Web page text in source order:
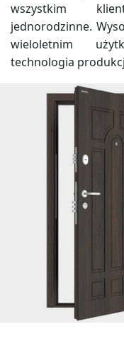
wszystkim
jednorodzinne.
wieloletnim
technologia